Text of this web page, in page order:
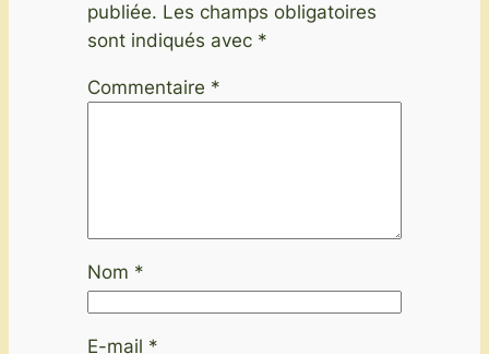
publiée. Les champs obligatoires
sont indiqués avec *
Commentaire *
Nom *
E-mail *